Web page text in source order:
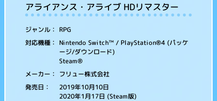
アライアンス・アライブ HDリマスター
ジャンル： RPG
対応機種： Nintendo Switch™ / PlayStation®4 (パッケ
ージ/ダウンロード)
Steam®
メーカー： フリュー株式会社
発売日： 2019年10月10日
2020年1月17日 (Steam版)